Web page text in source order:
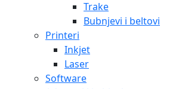
Trake
Bubnjevi i beltovi
Printeri
Inkjet
Laser
Software